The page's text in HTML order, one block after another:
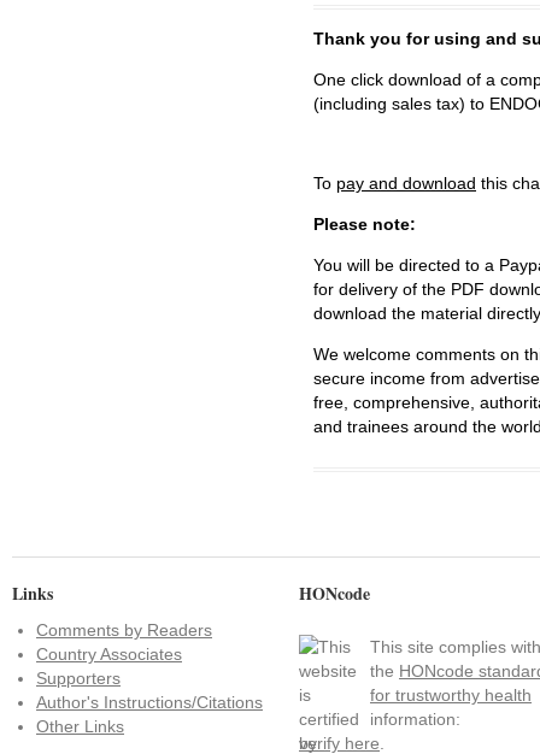
Thank you for using and
One click download of a
(including sales tax) to
To pay and download this
Please note:
You will be directed to a
for delivery of the PDF
download the material
We welcome comments on
secure income from
free, comprehensive,
and trainees around the
Links
Comments by Readers
Country Associates
Supporters
Author's Instructions/Citations
Other Links
HONcode
This site complies with
the HONcode
for trustworthy health
information:
verify here